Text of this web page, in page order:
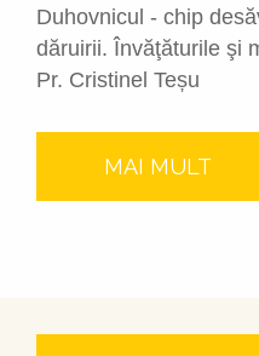
Duhovnicul - chip
dăruirii. Învăţăturile şi
Pr. Cristinel Teșu
MAI MULT